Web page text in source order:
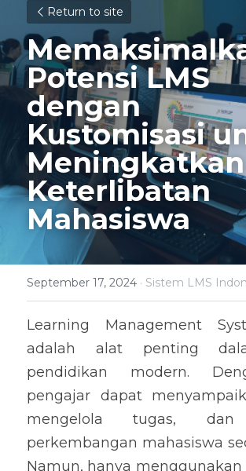
Return to site
Potensi LMS
dengan
Kustomisasi
Meningkatkan
Keterlibatan
Mahasiswa
September 17, 2024 · Sistem LMS
Learning Management
adalah alat penting
pendidikan modern.
pengajar dapat
mengelola tugas, dan
perkembangan mahasiswa
Namun, hanya menggunakan